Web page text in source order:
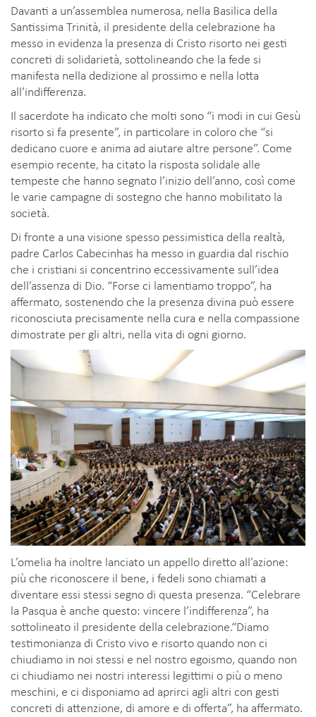
Davanti a un’assemblea numerosa, nella Basilica della
Santissima Trinità, il presidente della celebrazione ha
messo in evidenza la presenza di Cristo risorto nei gesti
concreti di solidarietà, sottolineando che la fede si
manifesta nella dedizione al prossimo e nella lotta
all’indifferenza.
Il sacerdote ha indicato che molti sono “i modi in cui Gesù
risorto si fa presente”, in particolare in coloro che “si
dedicano cuore e anima ad aiutare altre persone”. Come
esempio recente, ha citato la risposta solidale alle
tempeste che hanno segnato l’inizio dell’anno, così come
le varie campagne di sostegno che hanno mobilitato la
società.
Di fronte a una visione spesso pessimistica della realtà,
padre Carlos Cabecinhas ha messo in guardia dal rischio
che i cristiani si concentrino eccessivamente sull’idea
dell’assenza di Dio. “Forse ci lamentiamo troppo”, ha
affermato, sostenendo che la presenza divina può essere
riconosciuta precisamente nella cura e nella compassione
dimostrate per gli altri, nella vita di ogni giorno.
L’omelia ha inoltre lanciato un appello diretto all’azione:
più che riconoscere il bene, i fedeli sono chiamati a
diventare essi stessi segno di questa presenza. “Celebrare
la Pasqua è anche questo: vincere l’indifferenza”, ha
sottolineato il presidente della celebrazione.“Diamo
testimonianza di Cristo vivo e risorto quando non ci
chiudiamo in noi stessi e nel nostro egoismo, quando non
ci chiudiamo nei nostri interessi legittimi o più o meno
meschini, e ci disponiamo ad aprirci agli altri con gesti
concreti di attenzione, di amore e di offerta”, ha affermato.